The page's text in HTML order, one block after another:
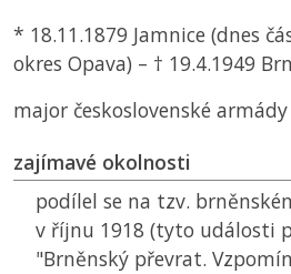
* 18.11.1879 Jamnice (dnes
okres Opava) – † 19.4.1949
major československé armády
zajímavé okolnosti
podílel se na tzv.
v říjnu 1918 (tyto události
"Brněnský převrat.